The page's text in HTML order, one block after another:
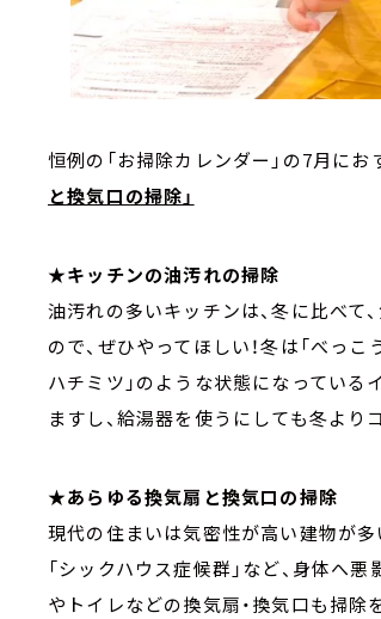
恒例の「お掃除カレンダー」の7月にお
と換気口の掃除」
★キッチンの油汚れの掃除
油汚れの多いキッチンは、冬に比べて
ので、ぜひやってほしい！冬は「べっ
ハチミツ」のような状態になっている
ますし、給湯器を使うにしても冬より
★あらゆる換気扇と換気口の掃除
現代の住まいは気密性が高い建物が多
「シックハウス症候群」など、身体へ
やトイレなどの換気扇・換気口も掃除